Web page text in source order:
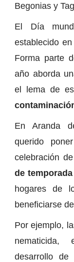
Begonias y
El Día
establecido
Forma parte
año aborda
el lema de
En Aranda
querido
celebración
de temporada
hogares de
beneficiarse
Por ejemplo,
nematicida,
desarrollo de